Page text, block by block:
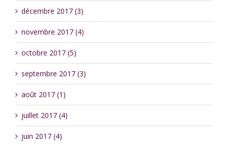
décembre 2017 (3)
novembre 2017 (4)
octobre 2017 (5)
septembre 2017 (3)
août 2017 (1)
juillet 2017 (4)
juin 2017 (4)